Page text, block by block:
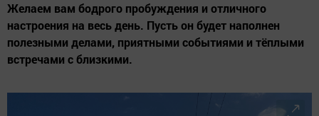
Желаем вам бодрого пробуждения и отличного
настроения на весь день. Пусть он будет наполнен
полезными делами, приятными событиями и тёплыми
встречами с близкими.